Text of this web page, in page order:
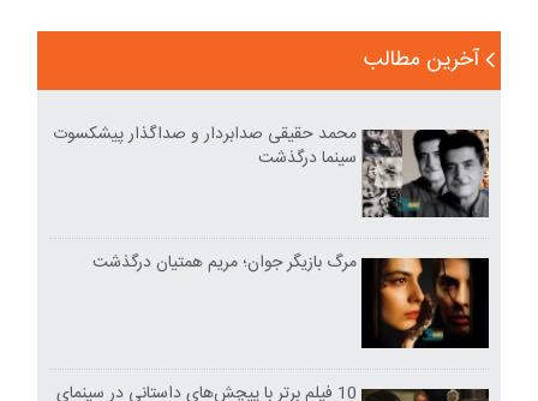
آخرین مطالب
محمد حقیقی صدابردار و صداگذار پیشکسوت
سینما درگذشت
مرگ بازیگر جوان؛ مریم همتیان درگذشت
10 فیلم برتر با پیچش‌های داستانی در سینمای